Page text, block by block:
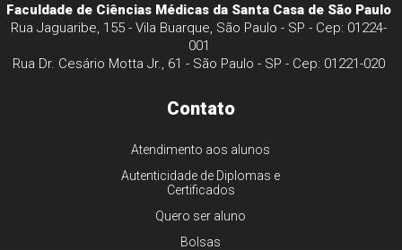
Faculdade de Ciências Médicas da Santa Casa de São Paulo
Rua Jaguaribe, 155 - Vila Buarque, São Paulo - SP - Cep: 01224-
001
Rua Dr. Cesário Motta Jr., 61 - São Paulo - SP - Cep: 01221-020
Contato
Atendimento aos alunos
Autenticidade de Diplomas e
Certificados
Quero ser aluno
Bolsas